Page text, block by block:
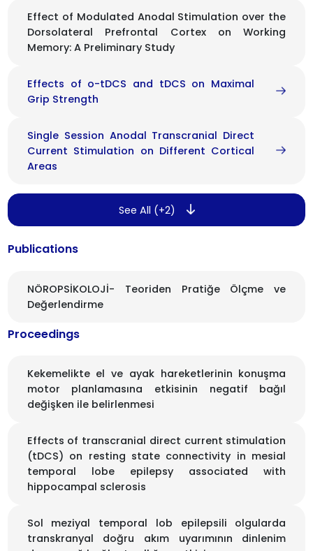
Effect of Modulated Anodal Stimulation over the
Dorsolateral Prefrontal Cortex on Working
Memory: A Preliminary Study
Effects of o-tDCS and tDCS on Maximal
Grip Strength
Single Session Anodal Transcranial Direct
Current Stimulation on Different Cortical
Areas
See All (+2)
Publications
NÖROPSİKOLOJİ- Teoriden Pratiğe Ölçme ve
Değerlendirme
Proceedings
Kekemelikte el ve ayak hareketlerinin konuşma
motor planlamasına etkisinin negatif bağıl
değişken ile belirlenmesi
Effects of transcranial direct current stimulation
(tDCS) on resting state connectivity in mesial
temporal lobe epilepsy associated with
hippocampal sclerosis
Sol meziyal temporal lob epilepsili olgularda
transkranyal doğru akım uyarımının dinlenim